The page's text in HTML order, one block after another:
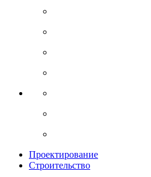
Проектирование
Строительство